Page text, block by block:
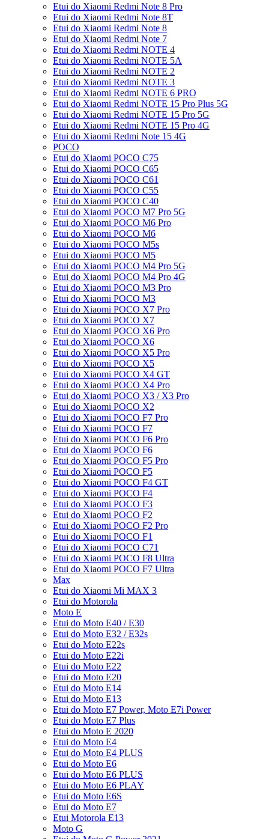
Etui do Xiaomi Redmi Note 8 Pro
Etui do Xiaomi Redmi Note 8T
Etui do Xiaomi Redmi Note 8
Etui do Xiaomi Redmi Note 7
Etui do Xiaomi Redmi NOTE 4
Etui do Xiaomi Redmi NOTE 5A
Etui do Xiaomi Redmi NOTE 2
Etui do Xiaomi Redmi NOTE 3
Etui do Xiaomi Redmi NOTE 6 PRO
Etui do Xiaomi Redmi NOTE 15 Pro Plus 5G
Etui do Xiaomi Redmi NOTE 15 Pro 5G
Etui do Xiaomi Redmi NOTE 15 Pro 4G
Etui do Xiaomi Redmi Note 15 4G
POCO
Etui do Xiaomi POCO C75
Etui do Xiaomi POCO C65
Etui do Xiaomi POCO C61
Etui do Xiaomi POCO C55
Etui do Xiaomi POCO C40
Etui do Xiaomi POCO M7 Pro 5G
Etui do Xiaomi POCO M6 Pro
Etui do Xiaomi POCO M6
Etui do Xiaomi POCO M5s
Etui do Xiaomi POCO M5
Etui do Xiaomi POCO M4 Pro 5G
Etui do Xiaomi POCO M4 Pro 4G
Etui do Xiaomi POCO M3 Pro
Etui do Xiaomi POCO M3
Etui do Xiaomi POCO X7 Pro
Etui do Xiaomi POCO X7
Etui do Xiaomi POCO X6 Pro
Etui do Xiaomi POCO X6
Etui do Xiaomi POCO X5 Pro
Etui do Xiaomi POCO X5
Etui do Xiaomi POCO X4 GT
Etui do Xiaomi POCO X4 Pro
Etui do Xiaomi POCO X3 / X3 Pro
Etui do Xiaomi POCO X2
Etui do Xiaomi POCO F7 Pro
Etui do Xiaomi POCO F7
Etui do Xiaomi POCO F6 Pro
Etui do Xiaomi POCO F6
Etui do Xiaomi POCO F5 Pro
Etui do Xiaomi POCO F5
Etui do Xiaomi POCO F4 GT
Etui do Xiaomi POCO F4
Etui do Xiaomi POCO F3
Etui do Xiaomi POCO F2
Etui do Xiaomi POCO F2 Pro
Etui do Xiaomi POCO F1
Etui do Xiaomi POCO C71
Etui do Xiaomi POCO F8 Ultra
Etui do Xiaomi POCO F7 Ultra
Max
Etui do Xiaomi Mi MAX 3
Etui do Motorola
Moto E
Etui do Moto E40 / E30
Etui do Moto E32 / E32s
Etui do Moto E22s
Etui do Moto E22i
Etui do Moto E22
Etui do Moto E20
Etui do Moto E14
Etui do Moto E13
Etui do Moto E7 Power, Moto E7i Power
Etui do Moto E7 Plus
Etui do Moto E 2020
Etui do Moto E4
Etui do Moto E4 PLUS
Etui do Moto E6
Etui do Moto E6 PLUS
Etui do Moto E6 PLAY
Etui do Moto E6S
Etui do Moto E7
Etui Motorola E13
Moto G